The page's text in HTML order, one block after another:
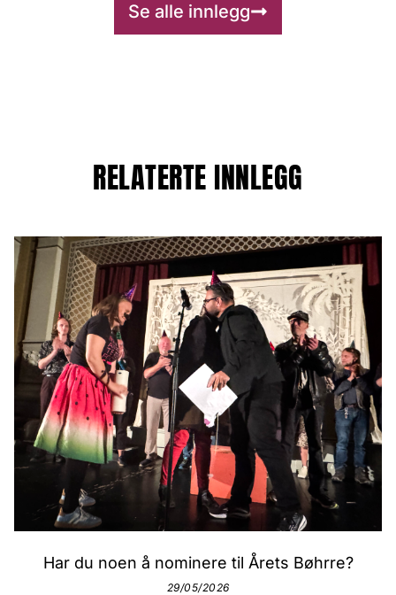
Se alle innlegg
RELATERTE INNLEGG
Har du noen å nominere til Årets Bøhrre?
29/05/2026